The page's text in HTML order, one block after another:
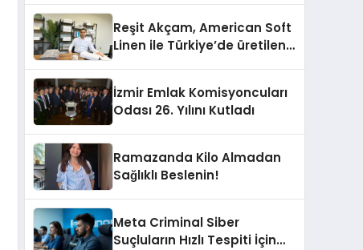
buluşturuyor
Reşit Akçam, American Soft
Linen ile Türkiye’de üretilen
buluşturuyor
İzmir Emlak Komisyoncuları
Odası 26. Yılını Kutladı
Ramazanda Kilo Almadan
Sağlıklı Beslenin!
Meta Criminal Siber
Suçluların Hızlı Tespiti İçin